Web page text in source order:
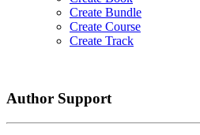
Create Bundle
Create Course
Create Track
Author Support